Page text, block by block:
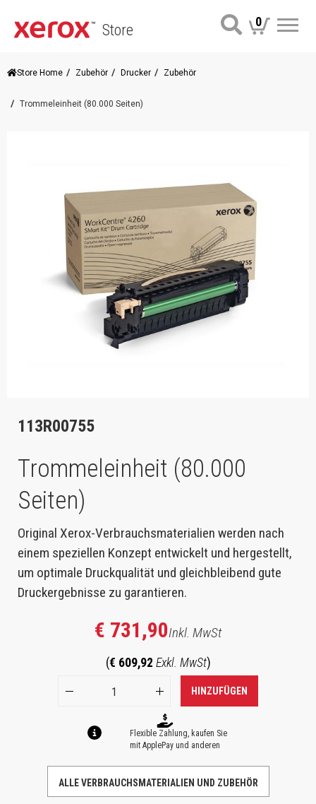
Store 0
Store Home Zubehör Drucker Zubehör
Trommeleinheit (80.000 Seiten)
113R00755
Trommeleinheit (80.000
Seiten)
Original Xerox-Verbrauchsmaterialien werden nach
einem speziellen Konzept entwickelt und hergestellt,
um optimale Druckqualität und gleichbleibend gute
Druckergebnisse zu garantieren.
€ 731,90Inkl. MwSt
(€ 609,92 Exkl. MwSt)
HINZUFÜGEN
Flexible Zahlung, kaufen Sie
mit ApplePay und anderen
ALLE VERBRAUCHSMATERIALIEN UND ZUBEHÖR